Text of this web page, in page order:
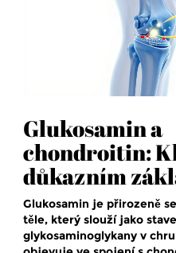
Glukosamin a
chondroitin:
důkazním
Glukosamin je přirozeně
těle, který slouží jako
glykosaminoglykany v